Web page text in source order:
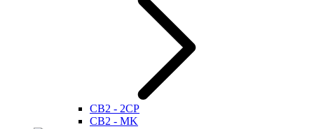
CB2 - 2CP
CB2 - MK